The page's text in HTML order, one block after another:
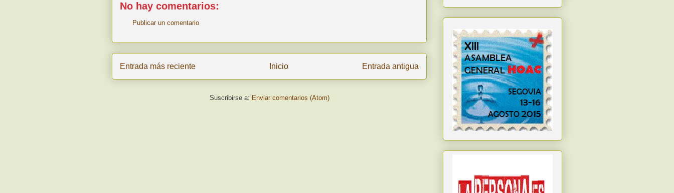
No hay comentarios:
Publicar un comentario
Entrada más reciente Entrada antigua
Inicio
Suscribirse a: Enviar comentarios (Atom)